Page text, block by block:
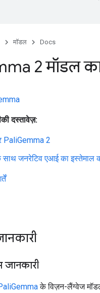
मॉडल Docs
2 मॉडल
दस्तावेज़:
PaliGemma 2
साथ जनरेटिव एआई का
के विज़न-लैंग्वेज